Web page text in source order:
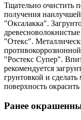
Тщательно очистить
получения
"Оксалакка".
"Отекс".
"Ростекс Супер".
рекомендуется
грунтовкой и
поверхность
Ранее